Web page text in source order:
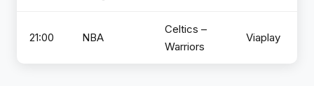
21:00 NBA
Celtics –
Warriors
Viaplay